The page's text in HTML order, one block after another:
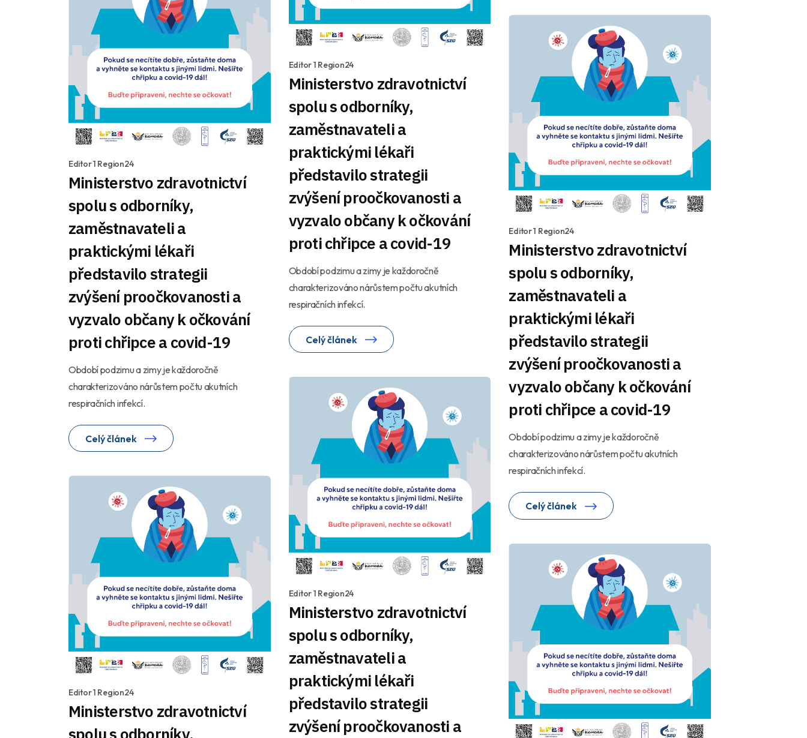
Editor 1 Region24
Ministerstvo zdravotnictví
spolu s odborníky,
zaměstnavateli a
praktickými lékaři
představilo strategii
zvýšení proočkovanosti a
vyzvalo občany k očkování
proti chřipce a covid-19
Období podzimu a zimy je každoročně
charakterizováno nárůstem počtu akutních
respiračních infekcí.
Celý článek
Editor 1 Region24
Ministerstvo zdravotnictví
spolu s odborníky,
zaměstnavateli a
praktickými lékaři
představilo strategii
zvýšení proočkovanosti a
vyzvalo občany k očkování
proti chřipce a covid-19
Období podzimu a zimy je každoročně
charakterizováno nárůstem počtu akutních
respiračních infekcí.
Celý článek
Editor 1 Region24
Ministerstvo zdravotnictví
spolu s odborníky,
zaměstnavateli a
praktickými lékaři
představilo strategii
zvýšení proočkovanosti a
vyzvalo občany k očkování
proti chřipce a covid-19
Období podzimu a zimy je každoročně
charakterizováno nárůstem počtu akutních
respiračních infekcí.
Celý článek
Editor 1 Region24
Ministerstvo zdravotnictví
spolu s odborníky,
zaměstnavateli a
praktickými lékaři
představilo strategii
zvýšení proočkovanosti a
Editor 1 Region24
Ministerstvo zdravotnictví
spolu s odborníky,